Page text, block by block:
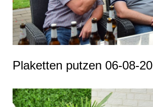
Plaketten putzen 06-08-